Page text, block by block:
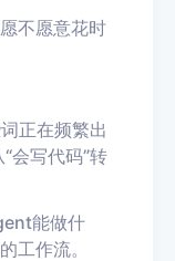
不愿意花时
正在频繁出
会写代码”转
能做什
工作流。